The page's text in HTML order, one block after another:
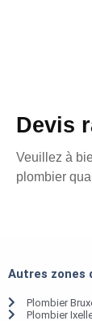
Devis
Veuillez à
plombier
Autres zones
Plombier
Plombier